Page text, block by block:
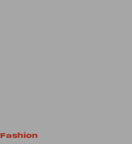
Fashion